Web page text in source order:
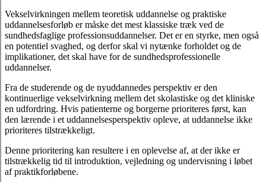
Vekselvirkningen mellem teoretisk uddannelse og praktiske
uddannelsesforløb er måske det mest klassiske træk ved de
sundhedsfaglige professionsuddannelser. Det er en styrke, men også
en potentiel svaghed, og derfor skal vi nytænke forholdet og de
implikationer, det skal have for de sundhedsprofessionelle
uddannelser.
Fra de studerende og de nyuddannedes perspektiv er den
kontinuerlige vekselvirkning mellem det skolastiske og det kliniske
en udfordring. Hvis patienterne og borgerne prioriteres først, kan
den lærende i et uddannelsesperspektiv opleve, at uddannelse ikke
prioriteres tilstrækkeligt.
Denne prioritering kan resultere i en oplevelse af, at der ikke er
tilstrækkelig tid til introduktion, vejledning og undervisning i løbet
af praktikforløbene.